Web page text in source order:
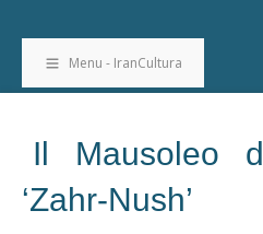
Menu - IranCultura
Il Mausoleo
‘Zahr-Nush’